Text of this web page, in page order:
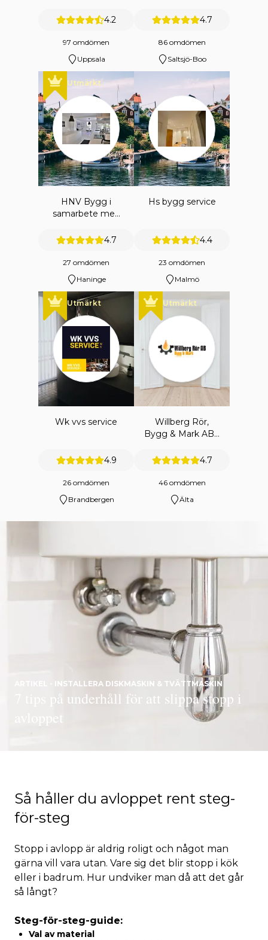
4.2
97 omdömen
Uppsala
4.7
86 omdömen
Saltsjö-Boo
Utmärkt
HNV Bygg i
samarbete med
ENTREPRENAD
4.7
27 omdömen
Haninge
Hs bygg service
4.4
23 omdömen
Malmö
Utmärkt
Wk vvs service
4.9
26 omdömen
Brandbergen
Utmärkt
Willberg Rör,
Bygg & Mark AB -
Hemtjänst4.7
46 omdömen
Älta
Så håller du avloppet rent steg-
för-steg
Stopp i avlopp är aldrig roligt och något man
gärna vill vara utan. Vare sig det blir stopp i kök
eller i badrum. Hur undviker man då att det går
så långt?
Steg-för-steg-guide:
Val av material
ARTIKEL - INSTALLERA DISKMASKIN & TVÄTTMASKIN
7 tips på underhåll för att slippa stopp i
avloppet